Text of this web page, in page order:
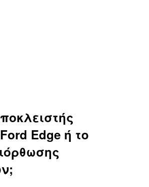
Edge ή το